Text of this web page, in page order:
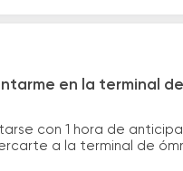
en la terminal de
con 1 hora de
a la terminal de